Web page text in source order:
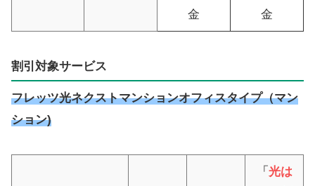
金
金
割引対象サービス
フレッツ光ネクストマンションオフィスタイプ（マン
ション)
「 光は